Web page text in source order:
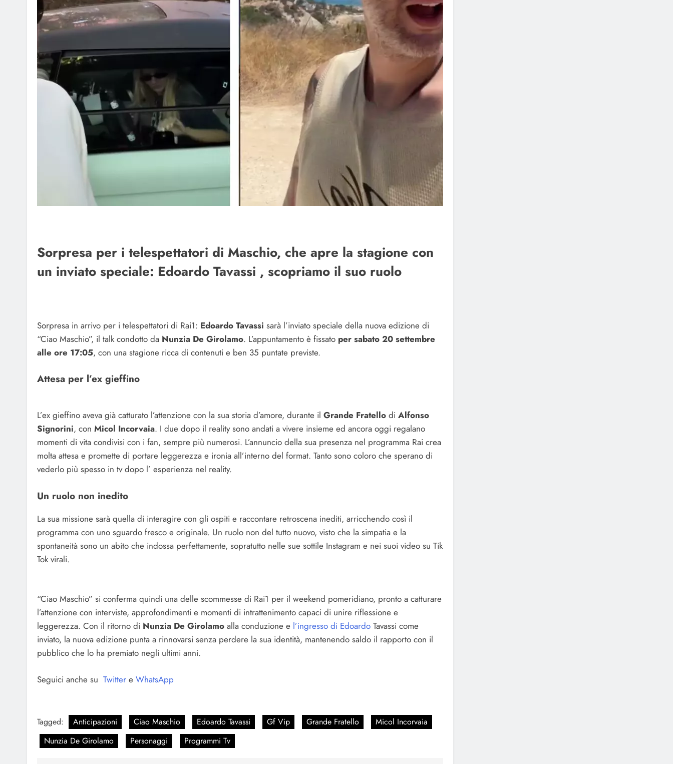
Sorpresa per i telespettatori di Maschio, che apre la stagione con
un inviato speciale: Edoardo Tavassi , scopriamo il suo ruolo
Sorpresa in arrivo per i telespettatori di Rai1: Edoardo Tavassi sarà l’inviato speciale della nuova edizione di
“Ciao Maschio”, il talk condotto da Nunzia De Girolamo. L’appuntamento è fissato per sabato 20 settembre
alle ore 17:05, con una stagione ricca di contenuti e ben 35 puntate previste.
Attesa per l’ex gieffino
L’ex gieffino aveva già catturato l’attenzione con la sua storia d’amore, durante il Grande Fratello di Alfonso
Signorini, con Micol Incorvaia. I due dopo il reality sono andati a vivere insieme ed ancora oggi regalano
momenti di vita condivisi con i fan, sempre più numerosi. L’annuncio della sua presenza nel programma Rai crea
molta attesa e promette di portare leggerezza e ironia all’interno del format. Tanto sono coloro che sperano di
vederlo più spesso in tv dopo l’ esperienza nel reality.
Un ruolo non inedito
La sua missione sarà quella di interagire con gli ospiti e raccontare retroscena inediti, arricchendo così il
programma con uno sguardo fresco e originale. Un ruolo non del tutto nuovo, visto che la simpatia e la
spontaneità sono un abito che indossa perfettamente, sopratutto nelle sue sottile Instagram e nei suoi video su Tik
Tok virali.
“Ciao Maschio” si conferma quindi una delle scommesse di Rai1 per il weekend pomeridiano, pronto a catturare
l’attenzione con interviste, approfondimenti e momenti di intrattenimento capaci di unire riflessione e
leggerezza. Con il ritorno di Nunzia De Girolamo alla conduzione e l’ingresso di Edoardo Tavassi come
inviato, la nuova edizione punta a rinnovarsi senza perdere la sua identità, mantenendo saldo il rapporto con il
pubblico che lo ha premiato negli ultimi anni.
Seguici anche su Twitter e WhatsApp
Tagged: Anticipazioni Ciao Maschio Edoardo Tavassi Gf Vip Grande Fratello
Micol Incorvaia
Nunzia De Girolamo
Personaggi Programmi Tv